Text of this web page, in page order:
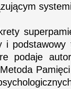
i
podaje